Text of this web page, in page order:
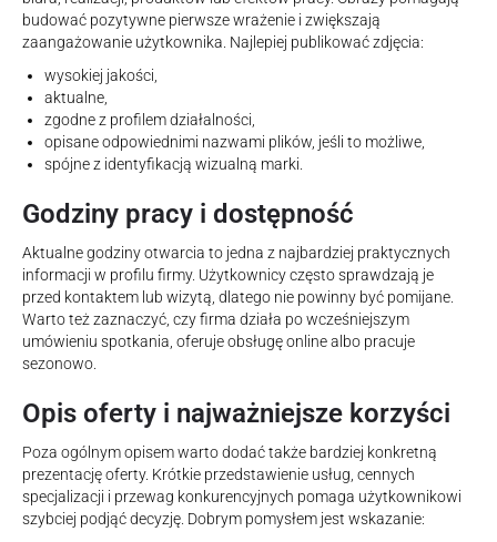
budować pozytywne pierwsze wrażenie i zwiększają
zaangażowanie użytkownika. Najlepiej publikować zdjęcia:
wysokiej jakości,
aktualne,
zgodne z profilem działalności,
opisane odpowiednimi nazwami plików, jeśli to możliwe,
spójne z identyfikacją wizualną marki.
Godziny pracy i dostępność
Aktualne godziny otwarcia to jedna z najbardziej praktycznych
informacji w profilu firmy. Użytkownicy często sprawdzają je
przed kontaktem lub wizytą, dlatego nie powinny być pomijane.
Warto też zaznaczyć, czy firma działa po wcześniejszym
umówieniu spotkania, oferuje obsługę online albo pracuje
sezonowo.
Opis oferty i najważniejsze korzyści
Poza ogólnym opisem warto dodać także bardziej konkretną
prezentację oferty. Krótkie przedstawienie usług, cennych
specjalizacji i przewag konkurencyjnych pomaga użytkownikowi
szybciej podjąć decyzję. Dobrym pomysłem jest wskazanie: